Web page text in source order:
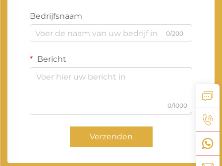
Bedrijfsnaam
0/200
Bericht
0/1000
Verzenden